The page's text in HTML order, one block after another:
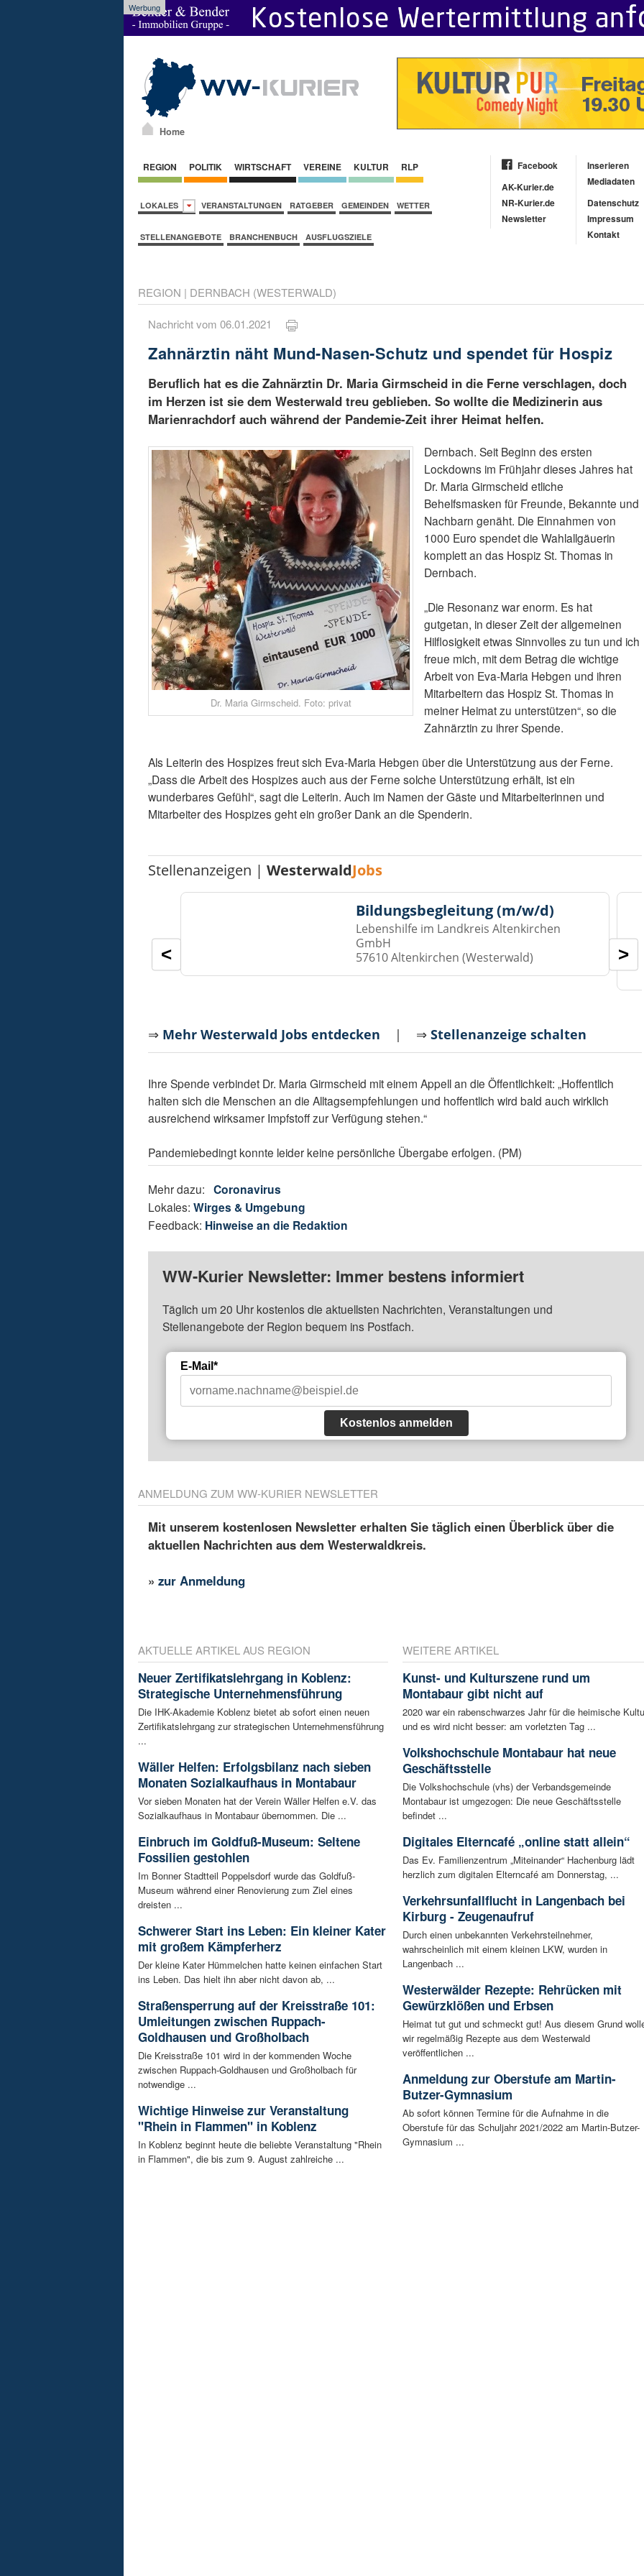
Werbung
Home
REGION POLITIK WIRTSCHAFT VEREINE KULTUR RLP
LOKALES VERANSTALTUNGEN RATGEBER GEMEINDEN WETTER
STELLENANGEBOTE BRANCHENBUCH AUSFLUGSZIELE
Facebook
AK-Kurier.de
NR-Kurier.de
Newsletter
Inserieren
Mediadaten
Datenschutz
Impressum
Kontakt
REGION | DERNBACH (WESTERWALD)
Nachricht vom 06.01.2021
Zahnärztin näht Mund-Nasen-Schutz und spendet für Hospiz
Beruflich hat es die Zahnärztin Dr. Maria Girmscheid in die Ferne verschlagen, doch
im Herzen ist sie dem Westerwald treu geblieben. So wollte die Medizinerin aus
Marienrachdorf auch während der Pandemie-Zeit ihrer Heimat helfen.
Dr. Maria Girmscheid. Foto: privat
Dernbach. Seit Beginn des ersten
Lockdowns im Frühjahr dieses Jahres hat
Dr. Maria Girmscheid etliche
Behelfsmasken für Freunde, Bekannte und
Nachbarn genäht. Die Einnahmen von
1000 Euro spendet die Wahlallgäuerin
komplett an das Hospiz St. Thomas in
Dernbach.
„Die Resonanz war enorm. Es hat
gutgetan, in dieser Zeit der allgemeinen
Hilflosigkeit etwas Sinnvolles zu tun und ich
freue mich, mit dem Betrag die wichtige
Arbeit von Eva-Maria Hebgen und ihren
Mitarbeitern das Hospiz St. Thomas in
meiner Heimat zu unterstützen“, so die
Zahnärztin zu ihrer Spende.
Als Leiterin des Hospizes freut sich Eva-Maria Hebgen über die Unterstützung aus der Ferne.
„Dass die Arbeit des Hospizes auch aus der Ferne solche Unterstützung erhält, ist ein
wunderbares Gefühl“, sagt die Leiterin. Auch im Namen der Gäste und Mitarbeiterinnen und
Mitarbeiter des Hospizes geht ein großer Dank an die Spenderin.
Stellenanzeigen |WesterwaldJobs
Bildungsbegleitung (m/w/d)
Lebenshilfe im Landkreis Altenkirchen
GmbH
57610 Altenkirchen (Westerwald)
< >
⇒ Mehr Westerwald Jobs entdecken | ⇒Stellenanzeige schalten
Ihre Spende verbindet Dr. Maria Girmscheid mit einem Appell an die Öffentlichkeit: „Hoffentlich
halten sich die Menschen an die Alltagsempfehlungen und hoffentlich wird bald auch wirklich
ausreichend wirksamer Impfstoff zur Verfügung stehen.“
Pandemiebedingt konnte leider keine persönliche Übergabe erfolgen. (PM)
Mehr dazu:Coronavirus
Lokales:Wirges & Umgebung
Feedback: Hinweise an die Redaktion
WW-Kurier Newsletter: Immer bestens informiert
Täglich um 20 Uhr kostenlos die aktuellsten Nachrichten, Veranstaltungen und
Stellenangebote der Region bequem ins Postfach.
E-Mail*
Kostenlos anmelden
ANMELDUNG ZUM WW-KURIER NEWSLETTER
Mit unserem kostenlosen Newsletter erhalten Sie täglich einen Überblick über die
aktuellen Nachrichten aus dem Westerwaldkreis.
»zur Anmeldung
AKTUELLE ARTIKEL AUS REGION
Neuer Zertifikatslehrgang in Koblenz:
Strategische Unternehmensführung
Die IHK-Akademie Koblenz bietet ab sofort einen neuen
Zertifikatslehrgang zur strategischen Unternehmensführung
...
Wäller Helfen: Erfolgsbilanz nach sieben
Monaten Sozialkaufhaus in Montabaur
Vor sieben Monaten hat der Verein Wäller Helfen e.V. das
Sozialkaufhaus in Montabaur übernommen. Die ...
Einbruch im Goldfuß-Museum: Seltene
Fossilien gestohlen
Im Bonner Stadtteil Poppelsdorf wurde das Goldfuß-
Museum während einer Renovierung zum Ziel eines
dreisten ...
Schwerer Start ins Leben: Ein kleiner Kater
mit großem Kämpferherz
Der kleine Kater Hümmelchen hatte keinen einfachen Start
ins Leben. Das hielt ihn aber nicht davon ab, ...
Straßensperrung auf der Kreisstraße 101:
Umleitungen zwischen Ruppach-
Goldhausen und Großholbach
Die Kreisstraße 101 wird in der kommenden Woche
zwischen Ruppach-Goldhausen und Großholbach für
notwendige ...
Wichtige Hinweise zur Veranstaltung
"Rhein in Flammen" in Koblenz
In Koblenz beginnt heute die beliebte Veranstaltung "Rhein
in Flammen", die bis zum 9. August zahlreiche ...
WEITERE ARTIKEL
Kunst- und Kulturszene rund um
Montabaur gibt nicht auf
2020 war ein rabenschwarzes Jahr für die heimische
und es wird nicht besser: am vorletzten Tag ...
Volkshochschule Montabaur hat neue
Geschäftsstelle
Die Volkshochschule (vhs) der Verbandsgemeinde
Montabaur ist umgezogen: Die neue Geschäftsstelle
befindet ...
Digitales Elterncafé „online statt allein“
Das Ev. Familienzentrum „Miteinander“ Hachenburg lädt
herzlich zum digitalen Elterncafé am Donnerstag, ...
Verkehrsunfallflucht in Langenbach bei
Kirburg - Zeugenaufruf
Durch einen unbekannten Verkehrsteilnehmer,
wahrscheinlich mit einem kleinen LKW, wurden in
Langenbach ...
Westerwälder Rezepte: Rehrücken mit
Gewürzklößen und Erbsen
Heimat tut gut und schmeckt gut! Aus diesem Grund
wir regelmäßig Rezepte aus dem Westerwald
veröffentlichen ...
Anmeldung zur Oberstufe am Martin-
Butzer-Gymnasium
Ab sofort können Termine für die Aufnahme in die
Oberstufe für das Schuljahr 2021/2022 am Martin-Butzer-
Gymnasium ...